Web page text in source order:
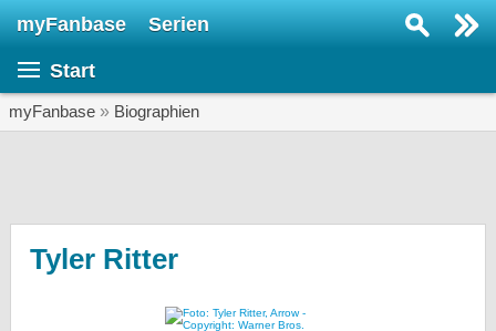
myFanbase Serien
Start
myFanbase » Biographien
Tyler Ritter
KULTUR